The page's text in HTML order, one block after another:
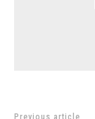
Previous article